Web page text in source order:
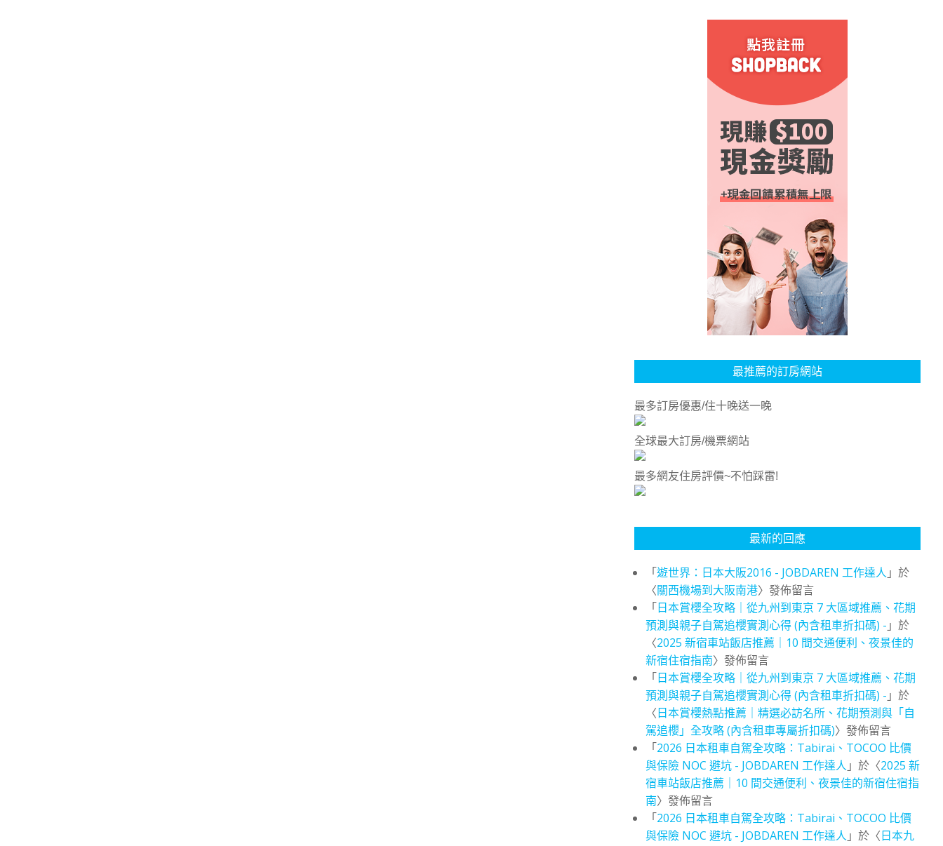
最推薦的訂房網站
最多訂房優惠/住十晚送一晚
全球最大訂房/機票網站
最多網友住房評價~不怕踩雷!
最新的回應
「遊世界：日本大阪2016 - JOBDAREN 工作達人 」於
〈關西機場到大阪南港〉發佈留言
「日本賞櫻全攻略｜從九州到東京 7 大區域推薦、花期
預測與親子自駕追櫻實測心得 (內含租車折扣碼) - 」於
〈2025 新宿車站飯店推薦｜10 間交通便利、夜景佳的
新宿住宿指南〉發佈留言
「日本賞櫻全攻略｜從九州到東京 7 大區域推薦、花期
預測與親子自駕追櫻實測心得 (內含租車折扣碼) - 」於
〈日本賞櫻熱點推薦｜精選必訪名所、花期預測與「自
駕追櫻」全攻略 (內含租車專屬折扣碼)〉發佈留言
「2026 日本租車自駕全攻略：Tabirai、TOCOO 比價
與保險 NOC 避坑 - JOBDAREN 工作達人 」於〈2025 新
宿車站飯店推薦｜10 間交通便利、夜景佳的新宿住宿指
南〉發佈留言
「2026 日本租車自駕全攻略：Tabirai、TOCOO 比價
與保險 NOC 避坑 - JOBDAREN 工作達人 」於〈日本九